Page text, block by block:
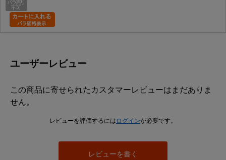
ユーザーレビュー
この商品に寄せられたカスタマーレビューはまだありま
せん。
レビューを評価するには ログインが必要です。
レビューを書く